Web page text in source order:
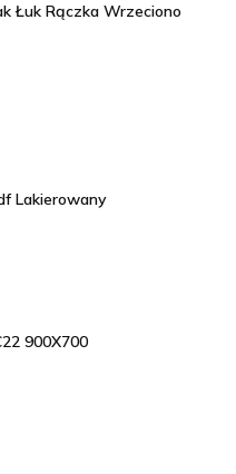
Łuk Rączka Wrzeciono
Lakierowany
900X700